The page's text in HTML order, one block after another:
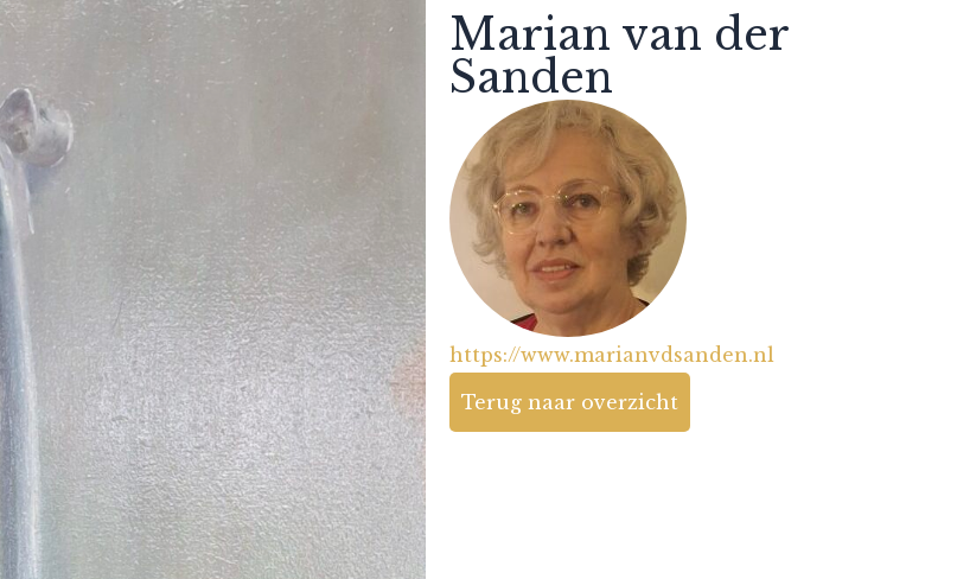
Marian van der
Sanden
https://www.marianvdsanden.nl
Terug naar overzicht